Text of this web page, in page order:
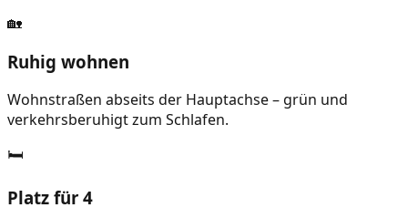
🏡
Ruhig wohnen
Wohnstraßen abseits der Hauptachse – grün und
verkehrsberuhigt zum Schlafen.
🛏️
Platz für 4